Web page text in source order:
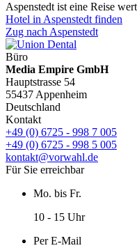
Aspenstedt ist eine Reise
Hotel in Aspenstedt finden
Zug nach Aspenstedt
Büro
Media Empire GmbH
Hauptstrasse 54
55437 Appenheim
Deutschland
Kontakt
+49 (0) 6725 - 998 7 005
+49 (0) 6725 - 998 5 005
kontakt@vorwahl.de
Für Sie erreichbar
Mo. bis Fr.
10 - 15 Uhr
Per E-Mail